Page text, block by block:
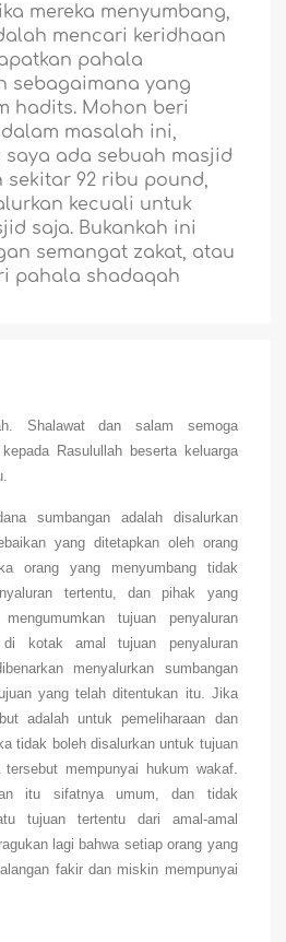
mereka menyumbang,
mencari keridhaan
pahala
sebagaimana yang
hadits. Mohon beri
masalah ini,
saya ada sebuah masjid
sekitar 92 ribu pound,
kecuali untuk
saja. Bukankah ini
semangat zakat, atau
pahala shadaqah
Shalawat dan salam semoga
Rasulullah beserta keluarga
sumbangan adalah disalurkan
yang ditetapkan oleh orang
orang yang menyumbang tidak
tertentu, dan pihak yang
tujuan penyaluran
kotak amal tujuan penyaluran
menyalurkan sumbangan
yang telah ditentukan itu. Jika
adalah untuk pemeliharaan dan
tidak boleh disalurkan untuk tujuan
mempunyai hukum wakaf.
itu sifatnya umum, dan tidak
tujuan tertentu dari amal-amal
lagi bahwa setiap orang yang
fakir dan miskin mempunyai